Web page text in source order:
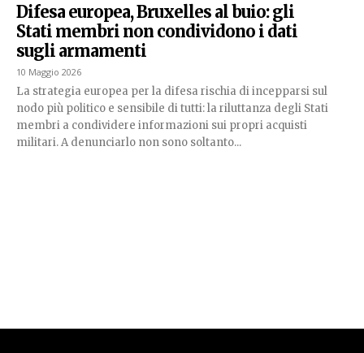
Difesa europea, Bruxelles al buio: gli
Stati membri non condividono i dati
sugli armamenti
10 Maggio 2026
La strategia europea per la difesa rischia di incepparsi sul
nodo più politico e sensibile di tutti: la riluttanza degli Stati
membri a condividere informazioni sui propri acquisti
militari. A denunciarlo non sono soltanto...